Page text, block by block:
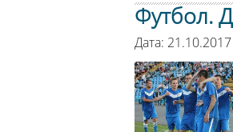
Футбол.
Дата: